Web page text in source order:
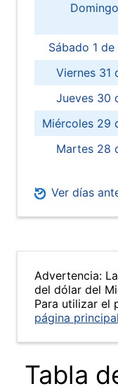
Sábado 1
Viernes 31
Jueves 30
Miércoles 29
Martes 28
Ver días
Advertencia:
del dólar del
Para utilizar el
página principal
Tabla